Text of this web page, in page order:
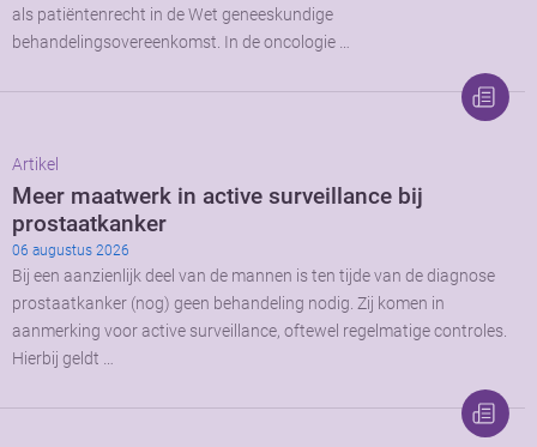
als patiëntenrecht in de Wet geneeskundige
behandelingsovereenkomst. In de oncologie …
Artikel
Meer maatwerk in active surveillance bij
prostaatkanker
06 augustus 2026
Bij een aanzienlijk deel van de mannen is ten tijde van de diagnose
prostaatkanker (nog) geen behandeling nodig. Zij komen in
aanmerking voor active surveillance, oftewel regelmatige controles.
Hierbij geldt …